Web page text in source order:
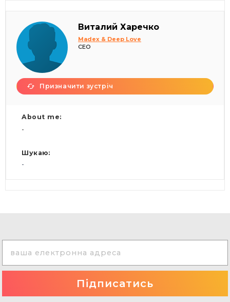
Виталий Харечко
Madex & Deep Love
CEO
Призначити зустріч
About me:
-
Шукаю:
-